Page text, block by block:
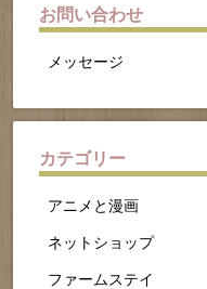
お問い合わせ
メッセージ
カテゴリー
アニメと漫画
ネットショップ
ファームステイ